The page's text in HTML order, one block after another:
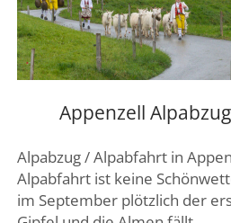
Appenzell
Alpabzug / Alpabfahrt in
Alpabfahrt ist keine
im September plötzlich der